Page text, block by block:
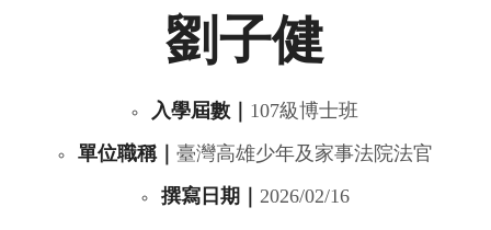
劉子健
入學屆數｜ 107級博士班
單位職稱｜ 臺灣高雄少年及家事法院法官
撰寫日期｜ 2026/02/16